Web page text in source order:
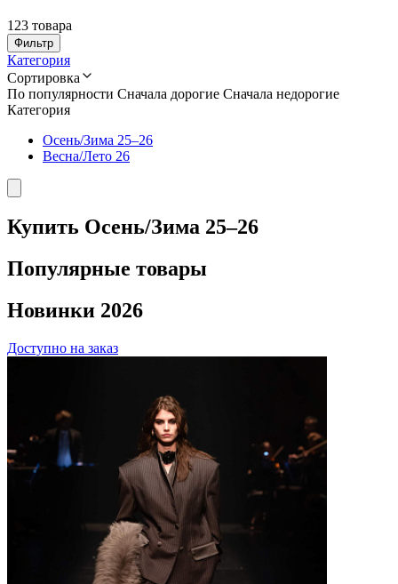
123 товара
Фильтр
Категория
Сортировка
По популярности Сначала дорогие Сначала недорогие
Категория
Осень/Зима 25–26
Весна/Лето 26
Купить Осень/Зима 25–26
Популярные товары
Новинки 2026
Доступно на заказ